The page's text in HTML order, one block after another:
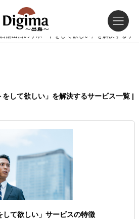
店舗出店のサポートをして欲しい」を解決するサ
をして欲しい」を解決するサービス一覧 |
して欲しい」サービスの特徴